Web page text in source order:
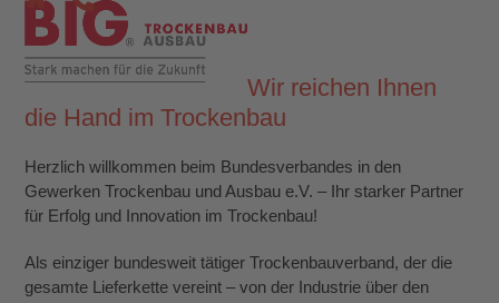
content
Open
mobile
menu
Close
mobile
menu
Wir reichen Ihnen
die Hand im Trockenbau
Herzlich willkommen beim Bundesverbandes in den
Gewerken Trockenbau und Ausbau e.V. – Ihr starker Partner
für Erfolg und Innovation im Trockenbau!
Als einziger bundesweit tätiger Trockenbauverband, der die
gesamte Lieferkette vereint – von der Industrie über den